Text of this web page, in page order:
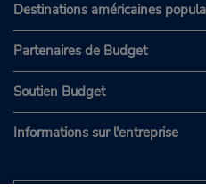
Destinations américaines
Partenaires de Budget
Soutien Budget
Informations sur l'entreprise